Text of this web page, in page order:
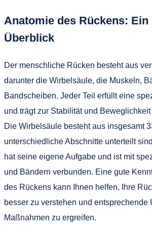
Anatomie des Rückens: Ein
Überblick
Der menschliche Rücken besteht aus
darunter die Wirbelsäule, die Muskeln,
Bandscheiben. Jeder Teil erfüllt eine
und trägt zur Stabilität und
Die Wirbelsäule besteht aus insgesamt
unterschiedliche Abschnitte unterteilt
hat seine eigene Aufgabe und ist mit
und Bändern verbunden. Eine gute
des Rückens kann Ihnen helfen, Ihre
besser zu verstehen und entsprechende
Maßnahmen zu ergreifen.